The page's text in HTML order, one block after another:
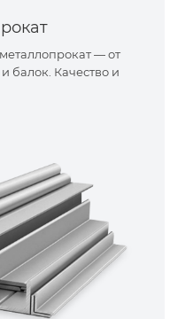
— от
балок. Качество и